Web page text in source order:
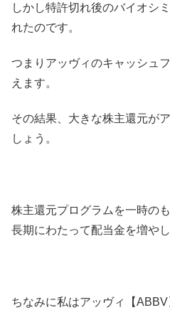
しかし特許切れ後のバイオシ
れたのです。
つまりアッヴィのキャッシュ
えます。
その結果、大きな株主還元が
しょう。
株主還元プログラムを一時の
長期にわたって配当金を増や
ちなみに私はアッヴィ【ABBV